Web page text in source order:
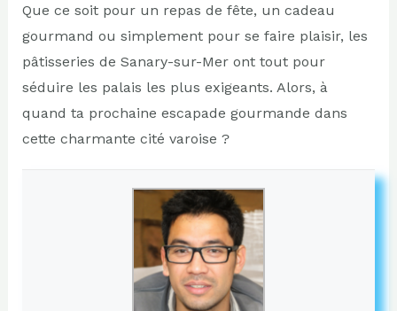
Que ce soit pour un repas de fête, un cadeau
gourmand ou simplement pour se faire plaisir, les
pâtisseries de Sanary-sur-Mer ont tout pour
séduire les palais les plus exigeants. Alors, à
quand ta prochaine escapade gourmande dans
cette charmante cité varoise ?